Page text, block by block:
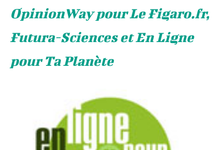
OpinionWay pour Le Figaro.fr,
Futura-Sciences et En Ligne
pour Ta Planète